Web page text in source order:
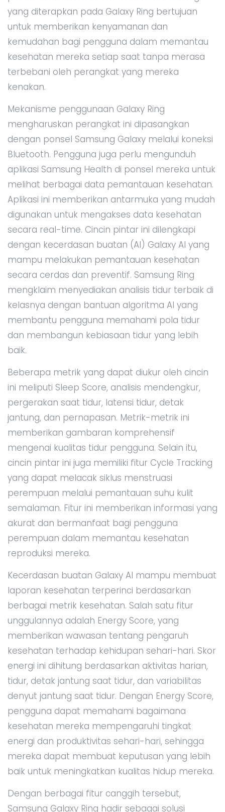
yang diterapkan pada Galaxy Ring bertujuan
untuk memberikan kenyamanan dan
kemudahan bagi pengguna dalam memantau
kesehatan mereka setiap saat tanpa merasa
terbebani oleh perangkat yang mereka
kenakan.
Mekanisme penggunaan Galaxy Ring
mengharuskan perangkat ini dipasangkan
dengan ponsel Samsung Galaxy melalui koneksi
Bluetooth. Pengguna juga perlu mengunduh
aplikasi Samsung Health di ponsel mereka untuk
melihat berbagai data pemantauan kesehatan.
Aplikasi ini memberikan antarmuka yang mudah
digunakan untuk mengakses data kesehatan
secara real-time. Cincin pintar ini dilengkapi
dengan kecerdasan buatan (AI) Galaxy AI yang
mampu melakukan pemantauan kesehatan
secara cerdas dan preventif. Samsung Ring
mengklaim menyediakan analisis tidur terbaik di
kelasnya dengan bantuan algoritma AI yang
membantu pengguna memahami pola tidur
dan membangun kebiasaan tidur yang lebih
baik.
Beberapa metrik yang dapat diukur oleh cincin
ini meliputi Sleep Score, analisis mendengkur,
pergerakan saat tidur, latensi tidur, detak
jantung, dan pernapasan. Metrik-metrik ini
memberikan gambaran komprehensif
mengenai kualitas tidur pengguna. Selain itu,
cincin pintar ini juga memiliki fitur Cycle Tracking
yang dapat melacak siklus menstruasi
perempuan melalui pemantauan suhu kulit
semalaman. Fitur ini memberikan informasi yang
akurat dan bermanfaat bagi pengguna
perempuan dalam memantau kesehatan
reproduksi mereka.
Kecerdasan buatan Galaxy AI mampu membuat
laporan kesehatan terperinci berdasarkan
berbagai metrik kesehatan. Salah satu fitur
unggulannya adalah Energy Score, yang
memberikan wawasan tentang pengaruh
kesehatan terhadap kehidupan sehari-hari. Skor
energi ini dihitung berdasarkan aktivitas harian,
tidur, detak jantung saat tidur, dan variabilitas
denyut jantung saat tidur. Dengan Energy Score,
pengguna dapat memahami bagaimana
kesehatan mereka mempengaruhi tingkat
energi dan produktivitas sehari-hari, sehingga
mereka dapat membuat keputusan yang lebih
baik untuk meningkatkan kualitas hidup mereka.
Dengan berbagai fitur canggih tersebut,
Samsung Galaxy Ring hadir sebagai solusi